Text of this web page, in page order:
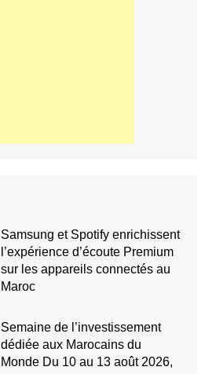
Samsung et Spotify enrichissent
l’expérience d’écoute Premium
sur les appareils connectés au
Maroc
Semaine de l’investissement
dédiée aux Marocains du
Monde Du 10 au 13 août 2026,